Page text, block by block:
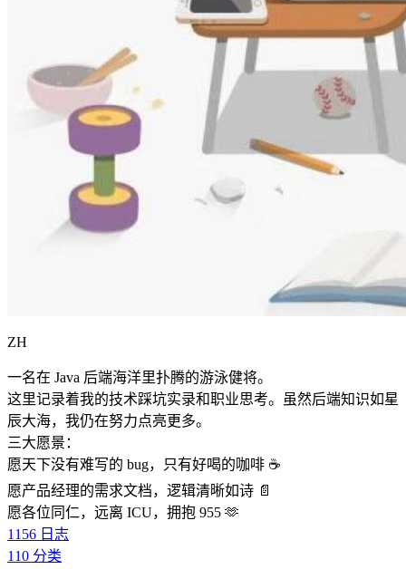
ZH
一名在 Java 后端海洋里扑腾的游泳健将。
这里记录着我的技术踩坑实录和职业思考。虽然后端知识如星
辰大海，我仍在努力点亮更多。
三大愿景：
愿天下没有难写的 bug，只有好喝的咖啡 ☕️
愿产品经理的需求文档，逻辑清晰如诗 📄
愿各位同仁，远离 ICU，拥抱 955 🫶
1156 日志
110 分类